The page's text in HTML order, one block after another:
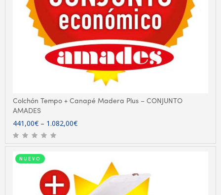
Colchón Tempo + Canapé Madera Plus – CONJUNTO
AMADES
441,00€ – 1.082,00€
NUEVO